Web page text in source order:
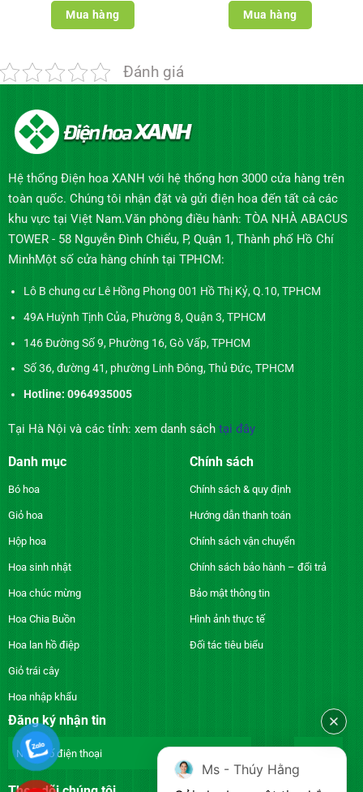
Mua hàng Mua hàng
Đánh giá
Hệ thống Điện hoa XANH với hệ thống hơn 3000 cửa hàng trên
toàn quốc. Chúng tôi nhận đặt và gửi điện hoa đến tất cả các
khu vực tại Việt Nam.Văn phòng điều hành: TÒA NHÀ ABACUS
TOWER - 58 Nguyễn Đình Chiểu, P, Quận 1, Thành phố Hồ Chí
MinhMột số cửa hàng chính tại TPHCM:
Lô B chung cư Lê Hồng Phong 001 Hồ Thị Kỷ, Q.10, TPHCM
49A Huỳnh Tịnh Của, Phường 8, Quận 3, TPHCM
146 Đường Số 9, Phường 16, Gò Vấp, TPHCM
Số 36, đường 41, phường Linh Đông, Thủ Đức, TPHCM
Hotline: 0964935005
Tại Hà Nội và các tỉnh: xem danh sách tại đây
Danh mục
Bó hoa
Giỏ hoa
Hộp hoa
Hoa sinh nhật
Hoa chúc mừng
Hoa Chia Buồn
Hoa lan hồ điệp
Giỏ trái cây
Hoa nhập khẩu
Chính sách
Chính sách & quy định
Hướng dẫn thanh toán
Chính sách vận chuyển
Chính sách bảo hành – đổi trả
Bảo mật thông tin
Hình ảnh thực tế
Đối tác tiêu biểu
Đăng ký nhận tin
Ms - Thúy Hằng